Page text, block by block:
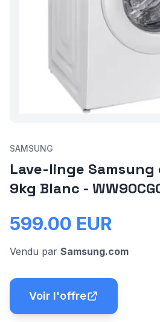
SAMSUNG
Lave-linge
9kg Blanc -
599.00 EUR
Vendu par Samsung.com
Voir l'offre